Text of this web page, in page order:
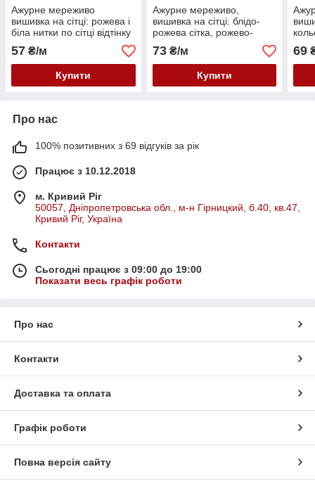
Ажурне мереживо
вишивка на сітці: рожева і
біла нитки по сітці відтінку
фуксії, ширина 22 см
57 ₴/м
Купити
Ажурне мереживо,
вишивка на сітці: блідо-
рожева сітка, рожево-
червоного і білого кольору
нитка, ширина 14,5 см
73₴/м
Купити
69
Про нас
100% позитивних з 69 відгуків за рік
Працює з 10.12.2018
м. Кривий Ріг
50057, Дніпропетровська обл., м-н Гірницкий, б.40, кв.47,
Кривий Ріг, Україна
Контакти
Сьогодні працює з 09:00 до 19:00
Показати весь графік роботи
Про нас
Контакти
Доставка та оплата
Графік роботи
Повна версія сайту